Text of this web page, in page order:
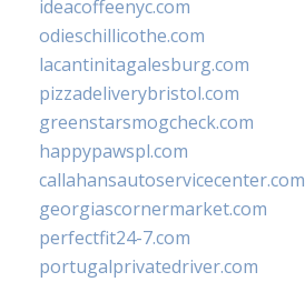
ideacoffeenyc.com
odieschillicothe.com
lacantinitagalesburg.com
pizzadeliverybristol.com
greenstarsmogcheck.com
happypawspl.com
callahansautoservicecenter.com
georgiascornermarket.com
perfectfit24-7.com
portugalprivatedriver.com